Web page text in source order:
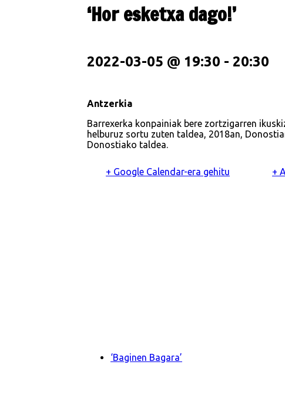
‘Hor esketxa dago!’
2022-03-05 @ 19:30 - 20:30
Antzerkia
Barrexerka konpainiak bere zortzigarren
helburuz sortu zuten taldea, 2018an,
Donostiako taldea.
+ Google Calendar-era gehitu +
‘Baginen Bagara’